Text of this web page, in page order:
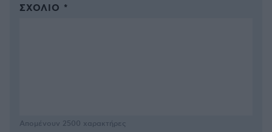
ΣΧΌΛΙΟ *
Απομένουν 2500 χαρακτήρες